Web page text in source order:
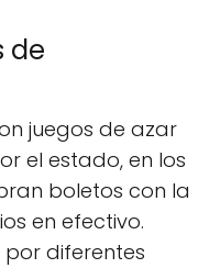
de
juegos de azar
el estado, en los
boletos con la
en efectivo.
por diferentes